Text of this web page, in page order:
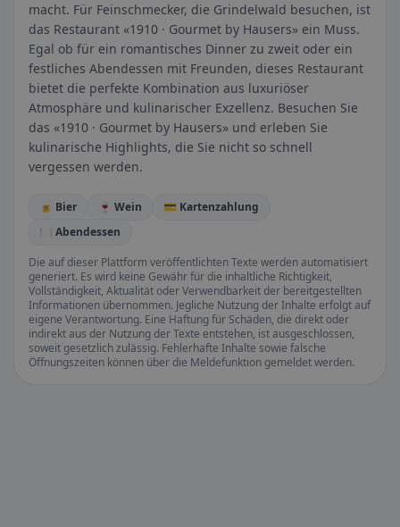
macht. Für Feinschmecker, die Grindelwald besuchen, ist
das Restaurant «1910 · Gourmet by Hausers» ein Muss.
Egal ob für ein romantisches Dinner zu zweit oder ein
festliches Abendessen mit Freunden, dieses Restaurant
bietet die perfekte Kombination aus luxuriöser
Atmosphäre und kulinarischer Exzellenz. Besuchen Sie
das «1910 · Gourmet by Hausers» und erleben Sie
kulinarische Highlights, die Sie nicht so schnell
vergessen werden.
🍺 Bier 🍷 Wein
💳 Kartenzahlung
🍽️ Abendessen
Die auf dieser Plattform veröffentlichten Texte werden automatisiert
generiert. Es wird keine Gewähr für die inhaltliche Richtigkeit,
Vollständigkeit, Aktualität oder Verwendbarkeit der bereitgestellten
Informationen übernommen. Jegliche Nutzung der Inhalte erfolgt auf
eigene Verantwortung. Eine Haftung für Schäden, die direkt oder
indirekt aus der Nutzung der Texte entstehen, ist ausgeschlossen,
soweit gesetzlich zulässig. Fehlerhafte Inhalte sowie falsche
Öffnungszeiten können über die Meldefunktion gemeldet werden.